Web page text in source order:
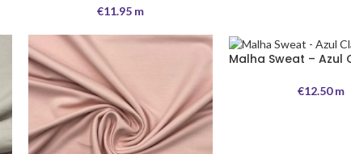
€11.95m
Malha Sweat – Azul
€12.50m